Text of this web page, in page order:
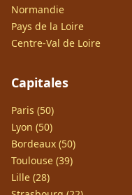
Normandie
Pays de la Loire
Centre-Val de Loire
Capitales
Paris (50)
Lyon (50)
Bordeaux (50)
Toulouse (39)
Lille (28)